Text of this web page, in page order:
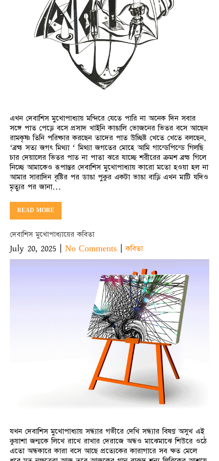
এখন দেবাশিস মুখোপাধ্যায় মন্দিরে যেতে পারি না অনেক দিন সবার
সঙ্গে পাত পেড়ে বসে প্রসাদ খাইনি কাঙালি ভোজনের ভিতর বসে আছেন
রামকৃষ্ণ তিনি পরিষ্কার করছেন তাদের পাত উচ্ছিষ্ট খেতে খেতে বলছেন,
‘ব্রহ্ম সত্য জগৎ মিথ্যা ‘ মিথ্যা জগতের মোহে আমি গান্ডেপিন্ডে গিলছি
চার দেয়ালের ভিতর পাত না পাতা ঝরে যাচ্ছে শরীরের ক্রমশ ব্রহ্ম গিলে
নিচ্ছে আমাকেও রূপান্তর দেবাশিস মুখোপাধ্যায় কারো মতো হওয়া হল না
আমার সারাদিন বৃষ্টির পর ডাঙা পুকুর একটা ভাঙা বাড়ি এখন মাটি যদিও
মৃত্যুর পর জানা…
READ MORE
দেবাশিস মুখোপাধ্যায়ের কবিতা
July 20, 2025 | No Comments |কবিতা
যখন দেবাশিস মুখোপাধ্যায় সন্ধ্যার গভীরে দেখি সন্ধ্যার বিষণ্ণ অসুখ এই
কুয়াশা জন্মকে লিখে রাখে রাখার দেরাজে অন্ধও মাঝেমাঝে শিউরে ওঠে
এতো অন্ধকারে কারা বসে আছে প্রত্যেকের কারাগারে সব ক্ষত মেলে